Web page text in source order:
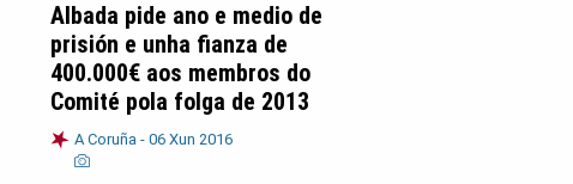
Albada pide ano e medio de
prisión e unha fianza de
400.000€ aos membros do
Comité pola folga de 2013
A Coruña - 06 Xun 2016